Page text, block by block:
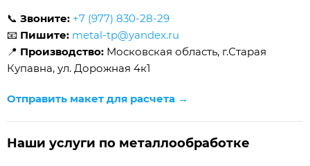
📞 Звоните: +7 (977) 830-28-29
📧 Пишите: metal-tp@yandex.ru
📍 Производство: Московская область, г.Старая
Купавна, ул. Дорожная 4к1
Отправить макет для расчета →
Наши услуги по металлообработке